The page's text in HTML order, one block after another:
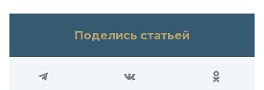
Поделись статьей